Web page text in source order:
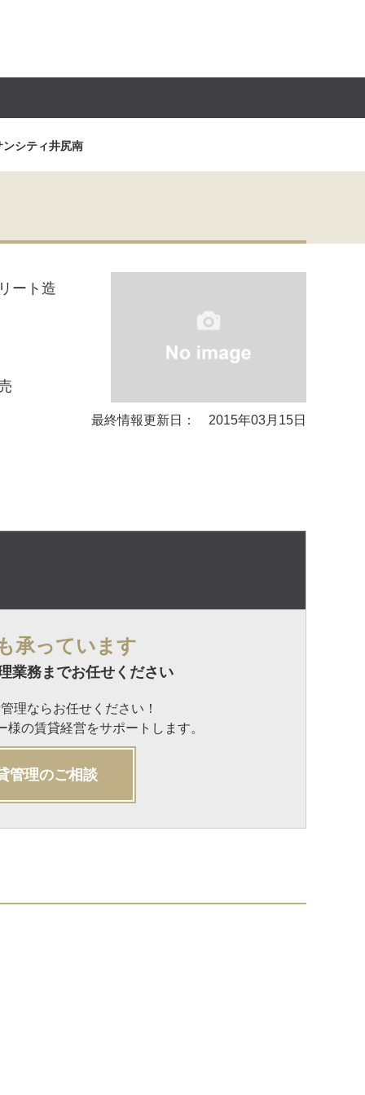
ンシティ井尻南
ート造
最終情報更新日： 2015年03月15日
承っています
業務までお任せください
理ならお任せください！
の賃貸経営をサポートします。
管理のご相談